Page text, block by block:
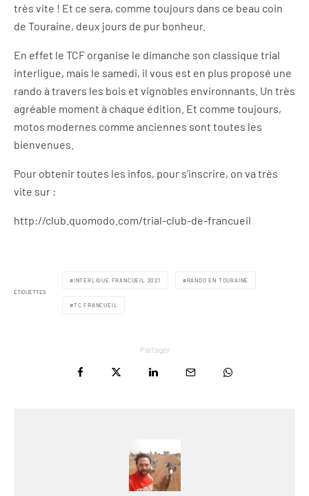
très vite ! Et ce sera, comme toujours dans ce beau coin
de Touraine, deux jours de pur bonheur.
En effet le TCF organise le dimanche son classique trial
interligue, mais le samedi, il vous est en plus proposé une
rando à travers les bois et vignobles environnants. Un très
agréable moment à chaque édition. Et comme toujours,
motos modernes comme anciennes sont toutes les
bienvenues.
Pour obtenir toutes les infos, pour s’inscrire, on va très
vite sur :
http://club.quomodo.com/trial-club-de-francueil
ÉTIQUETTES
INTERLIGUE FRANCUEIL 2021 RANDO EN TOURAINE
TC FRANCUEIL
Partager